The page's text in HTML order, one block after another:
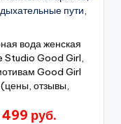
пути,
вода женская
Studio Good Girl,
Good Girl
отзывы,
499 руб.